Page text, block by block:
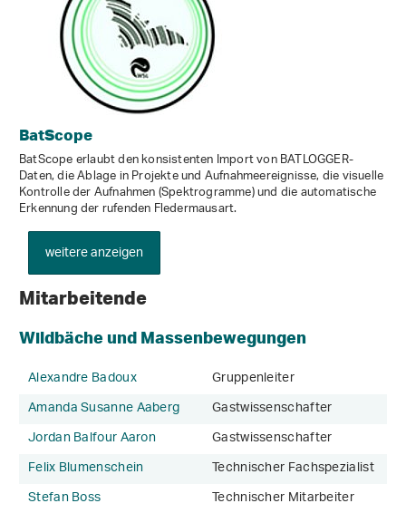
BatScope
BatScope erlaubt den konsistenten Import von BATLOGGER-
Daten, die Ablage in Projekte und Aufnahmeereignisse, die visuelle
Kontrolle der Aufnahmen (Spektrogramme) und die automatische
Erkennung der rufenden Fledermausart.
weitere anzeigen
Mitarbeitende
Wildbäche und Massenbewegungen
Alexandre Badoux
Gruppenleiter
Amanda Susanne Aaberg
Gastwissenschafter
Jordan Balfour Aaron
Gastwissenschafter
Felix Blumenschein
Technischer Fachspezialist
Stefan Boss
Technischer Mitarbeiter